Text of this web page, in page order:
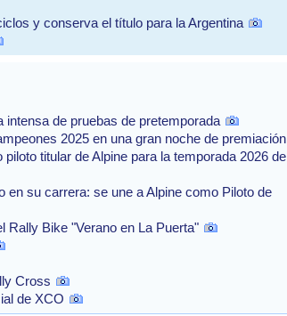
y conserva el título para la Argentina
intensa de pruebas de pretemporada
2025 en una gran noche de premiación
titular de Alpine para la temporada 2026 de
en su carrera: se une a Alpine como Piloto de
Rally Bike "Verano en La Puerta"
Cross
de XCO